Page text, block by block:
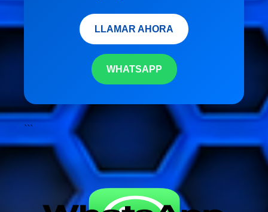
LLAMAR AHORA
WHATSAPP
```